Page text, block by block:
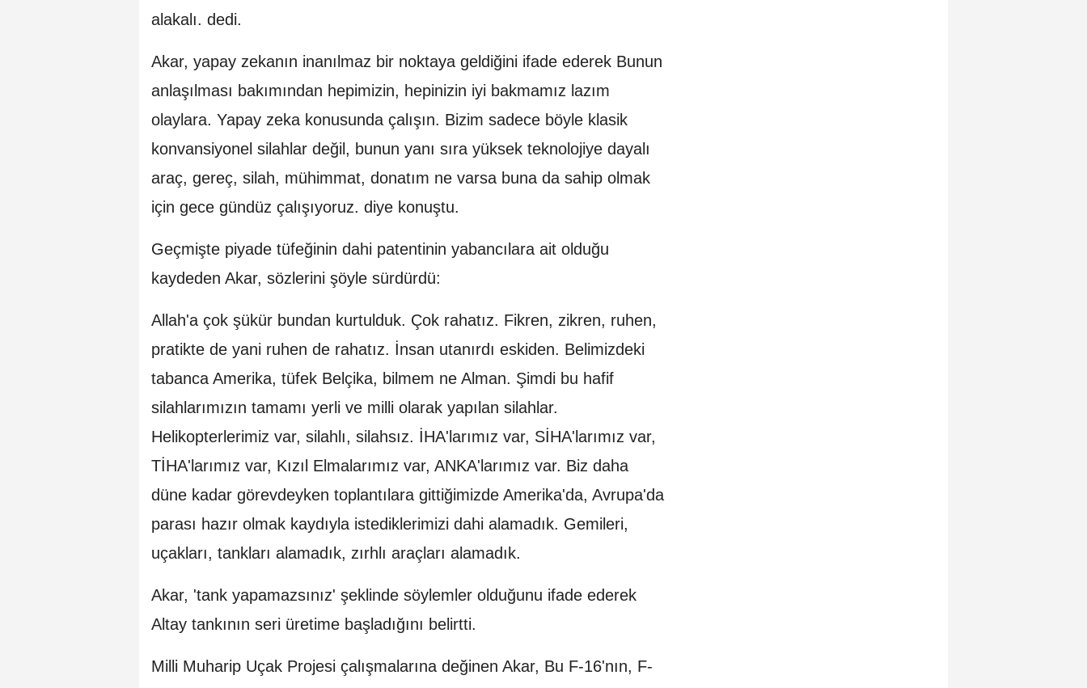
alakalı. dedi.
Akar, yapay zekanın inanılmaz bir noktaya geldiğini ifade ederek Bunun
anlaşılması bakımından hepimizin, hepinizin iyi bakmamız lazım
olaylara. Yapay zeka konusunda çalışın. Bizim sadece böyle klasik
konvansiyonel silahlar değil, bunun yanı sıra yüksek teknolojiye dayalı
araç, gereç, silah, mühimmat, donatım ne varsa buna da sahip olmak
için gece gündüz çalışıyoruz. diye konuştu.
Geçmişte piyade tüfeğinin dahi patentinin yabancılara ait olduğu
kaydeden Akar, sözlerini şöyle sürdürdü:
Allah'a çok şükür bundan kurtulduk. Çok rahatız. Fikren, zikren, ruhen,
pratikte de yani ruhen de rahatız. İnsan utanırdı eskiden. Belimizdeki
tabanca Amerika, tüfek Belçika, bilmem ne Alman. Şimdi bu hafif
silahlarımızın tamamı yerli ve milli olarak yapılan silahlar.
Helikopterlerimiz var, silahlı, silahsız. İHA'larımız var, SİHA'larımız var,
TİHA'larımız var, Kızıl Elmalarımız var, ANKA'larımız var. Biz daha
düne kadar görevdeyken toplantılara gittiğimizde Amerika'da, Avrupa'da
parası hazır olmak kaydıyla istediklerimizi dahi alamadık. Gemileri,
uçakları, tankları alamadık, zırhlı araçları alamadık.
Akar, 'tank yapamazsınız' şeklinde söylemler olduğunu ifade ederek
Altay tankının seri üretime başladığını belirtti.
Milli Muharip Uçak Projesi çalışmalarına değinen Akar, Bu F-16'nın, F-